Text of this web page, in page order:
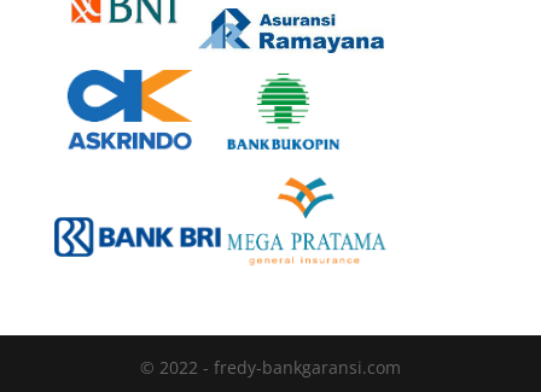
© 2022 - fredy-bankgaransi.com